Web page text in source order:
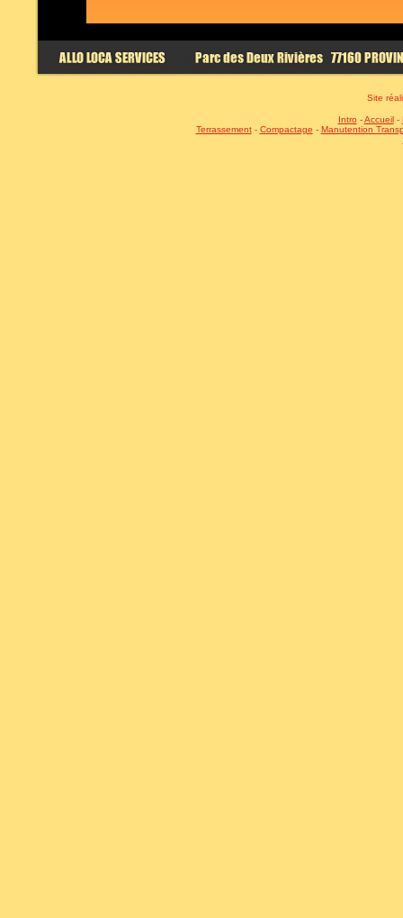
Site
Intro -Accueil-
Terrassement- Compactage - Manutention